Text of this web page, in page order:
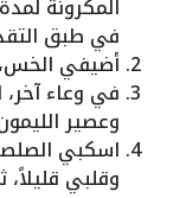
في طبق
أضيفي الخس،
في وعاء آخر،
وعصير
اسكبي
وقلبي